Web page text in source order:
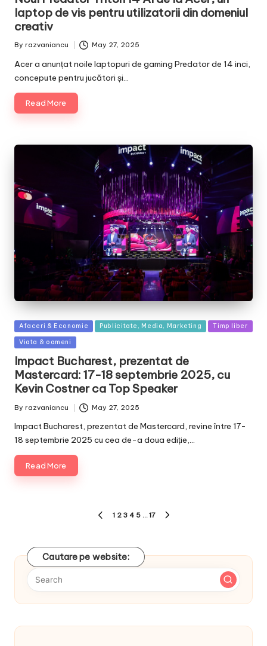
laptop de vis pentru utilizatorii din domeniul
creativ
Posted
By razvaniancu May 27, 2025
Acer a anunțat noile laptopuri de gaming Predator de 14 inci,
concepute pentru jucători și…
Read More
Posted
in
Afaceri & Economie Publicitate, Media, Marketing Timp liber
Viata & oameni
Impact Bucharest, prezentat de
Mastercard: 17-18 septembrie 2025, cu
Kevin Costner ca Top Speaker
Posted
By razvaniancu May 27, 2025
Impact Bucharest, prezentat de Mastercard, revine între 17-
18 septembrie 2025 cu cea de-a doua ediție,…
Read More
PREVIOUS
1 2 3 4 5 … 17
Cautare pe website: